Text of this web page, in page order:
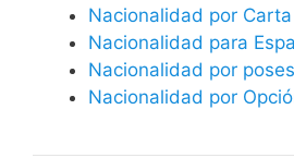
Nacionalidad por
Nacionalidad para
Nacionalidad por
Nacionalidad por